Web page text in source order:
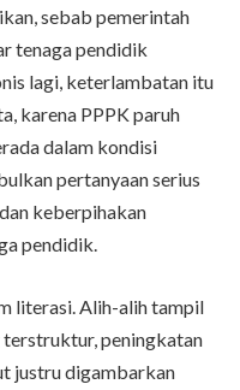
sebab pemerintah
tenaga pendidik
lagi, keterlambatan itu
karena PPPK paruh
dalam kondisi
pertanyaan serius
keberpihakan
pendidik.
literasi. Alih-alih tampil
terstruktur, peningkatan
justru digambarkan